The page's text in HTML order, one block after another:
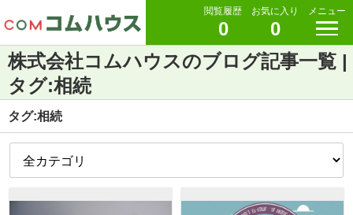
閲覧履歴
0
お気に入り
0
メニュー
株式会社コムハウスのブログ記事一覧 |
タグ:相続
タグ:相続